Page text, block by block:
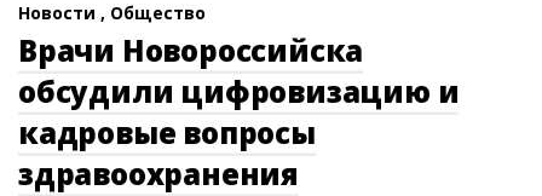
Новости , Общество
Врачи Новороссийска
обсудили цифровизацию и
кадровые вопросы
здравоохранения